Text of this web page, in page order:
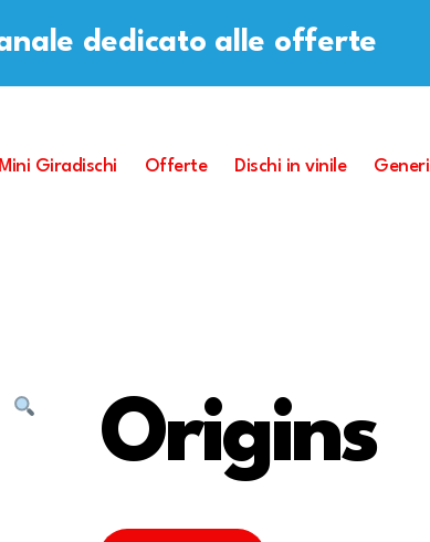
dedicato alle offerte
Mini Giradischi Offerte Dischi in vinile Generi
Origins